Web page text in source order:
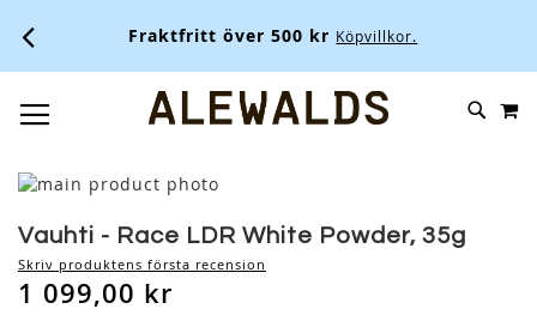
Fraktfritt över 500 kr Köpvillkor.
SKIP
Skip
the
end
of
the
to
the
beginning
of
Vauhti - Race LDR White Powder, 35g
Skriv produktens första recension
1 099,00 kr